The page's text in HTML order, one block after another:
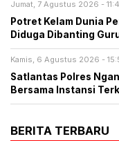
Jumat, 7 Agustus 2026 -
Potret Kelam Dunia
Diduga Dibanting
Kamis, 6 Agustus 2026 -
Satlantas Polres
Bersama Instansi
BERITA TERBARU